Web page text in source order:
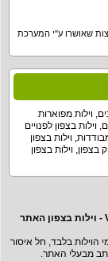
שאושרו ע"י המערכת
, וילות מפוארות
, וילות בצפון לפנויים
, וילות בצפון
בצפון, וילות בצפון
© 2026 כל הזכויות שמורות לפורטל VillasInNorth.co.il - וילות בצפון האתר
הוילות בלבד, חל איסור
מבעלי האתר.